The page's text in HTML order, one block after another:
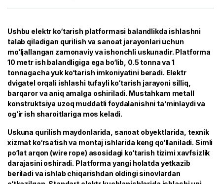
Ushbu elektr ko‘tarish platformasi balandlikda ishlashni
talab qiladigan qurilish va sanoat jarayonlari uchun
mo‘ljallangan zamonaviy va ishonchli uskunadir. Platforma
10 metr ish balandligiga ega bo‘lib, 0.5 tonna va 1
tonnagacha yuk ko‘tarish imkoniyatini beradi. Elektr
dvigatel orqali ishlashi tufayli ko‘tarish jarayoni silliq,
barqaror va aniq amalga oshiriladi. Mustahkam metall
konstruktsiya uzoq muddatli foydalanishni ta’minlaydi va
og‘ir ish sharoitlariga mos keladi.
Uskuna qurilish maydonlarida, sanoat obyektlarida, texnik
xizmat ko‘rsatish va montaj ishlarida keng qo‘llaniladi. Simli
po‘lat arqon (wire rope) asosidagi ko‘tarish tizimi xavfsizlik
darajasini oshiradi. Platforma yangi holatda yetkazib
beriladi va ishlab chiqarishdan oldingi sinovlardan